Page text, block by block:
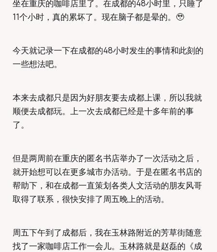
坐在重庆的咖啡店里了。在成都的48小时里，只睡了
11个小时，真的累坏了。现在脑子都是晕的。🥹
今天就记录一下在成都的48小时发生的事情和此刻的
一些想法吧。
本来去成都只是因为好朋友要去成都上课，所以我就
顺便去成都玩。上一次去成都已经是十多年前的事
了。
但是两周前在重庆的匿名书店举办了一次活动之后，
就开始想可以在更多城市办活动。于是在匿名书店的
帮助下，和在成都一直策划各类人文活动的朋友风哥
取得了联系，很快安排了周五晚上的活动。
周五下午到了成都后，我在玉林路附近的芳草街随意
找了一家咖啡店工作一会儿。玉林路就是赵磊的《成